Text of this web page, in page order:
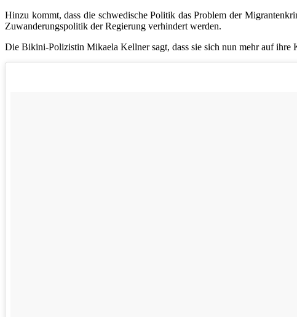
Hinzu kommt, dass die schwedische Politik das Problem der
Zuwanderungspolitik der Regierung verhindert werden.
Die Bikini-Polizistin Mikaela Kellner sagt, dass sie sich nun mehr auf ihre